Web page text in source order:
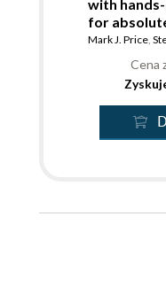
with
for
Mark J. Price,
Cena